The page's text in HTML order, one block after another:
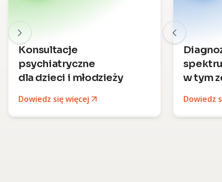
Konsultacje
psychiatryczne
dla dzieci i młodzieży
Dowiedz się więcej
w tym
Dowiedz